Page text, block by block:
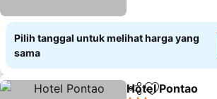
Pilih tanggal untuk melihat harga yang
sama
BagikanTambahkan
Hotel Pontao